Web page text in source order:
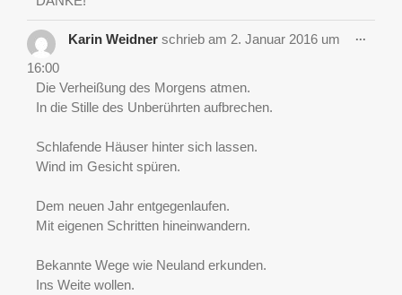
Karin Weidner schrieb am 2. Januar 2016 um
16:00
Die Verheißung des Morgens atmen.
In die Stille des Unberührten aufbrechen.
Schlafende Häuser hinter sich lassen.
Wind im Gesicht spüren.
Dem neuen Jahr entgegenlaufen.
Mit eigenen Schritten hineinwandern.
Bekannte Wege wie Neuland erkunden.
Ins Weite wollen.
...